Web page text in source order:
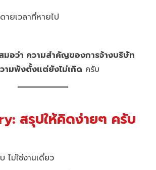
ายเวลาที่หายไป
อว่า ความสำคัญของการจ้างบริษัท
ามพังตั้งแต่ยังไม่เกิด ครับ
สรุปให้คิดง่ายๆ ครับ
ไม่ใช่งานเดี่ยว